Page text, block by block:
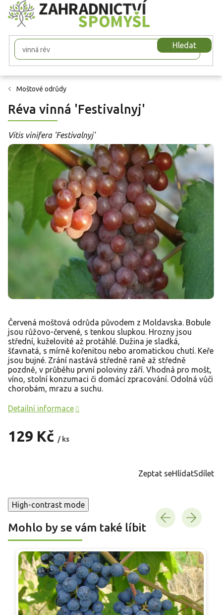
Přejít
na
obsah
Hledat
Moštové odrůdy
Réva vinná 'Festivalnyj'
Vitis vinifera 'Festivalnyj'
129 Kč / ks
Červená moštová odrůda původem z Moldavska. Bobule
jsou růžovo-červené, s tenkou slupkou. Hrozny jsou
střední, kuželovité až protáhlé. Dužina je sladká,
šťavnatá, s mírně kořenitou nebo aromatickou chutí. Keře
jsou bujné. Zrání nastává středně raně až středně
pozdně, v průběhu první poloviny září. Vhodná pro mošt,
víno, stolní konzumaci či domácí zpracování. Odolná vůči
chorobám, mrazu a suchu.
Detailní informace
Zeptat seHlídatSdílet
High-contrast mode
Mohlo by se vám také líbit